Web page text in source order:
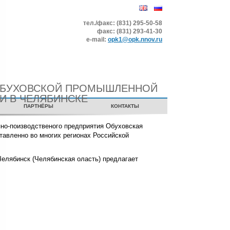
тел./факс: (831) 295-50-58
факс: (831) 293-41-30
е-mail: opk1@opk.nnov.ru
ПАРТНЁРЫ КОНТАКТЫ
ПРОМЫШЛЕННОЙ
В ЧЕЛЯБИНСКЕ
поизводственого предприятия Обуховская
во многих регионах Российской
(Челябинская оласть) предлагает